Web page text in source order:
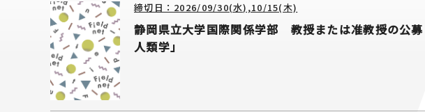
締切日：2026/09/30(水),10/15(木)
静岡県立大学国際関係学部 教授または准教授の公
人類学」